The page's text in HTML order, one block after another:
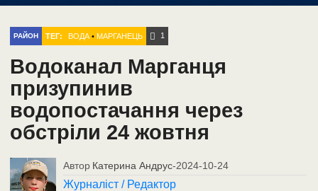
РАЙОН ТЕГ: ВОДА •МАРГАНЕЦЬ 1
Водоканал Марганця
призупинив
водопостачання через
обстріли 24 жовтня
Автор Катерина Андрус-2024-10-24
Журналіст / Редактор